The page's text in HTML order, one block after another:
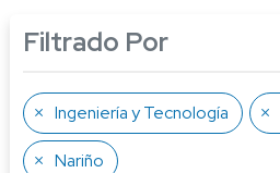
Filtrado Por
Ingeniería y Tecnología
Nariño